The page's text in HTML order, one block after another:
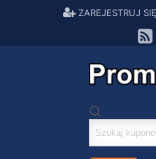
ZAREJESTRUJ SIĘ
Szukaj
kuponów